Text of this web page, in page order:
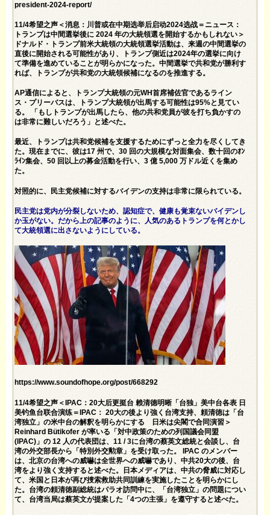
president-2024-report/
11/4希望之声＜消息：川普或在中期选举后启动2024选战＝ニュース：
トランプは中間選挙後に 2024 年の大統領選を開始するかもしれない＞
ドナルド・トランプ前米大統領の大統領選挙活動は、来週の中間選挙の
直後に開始される可能性があり、トランプ側近は2024年の選挙に向け
て準備を進めていることが明らかになった。中間選挙で共和党が勝利す
れば、トランプが共和党の大統領候補になるのを推進する。
AP通信によると、トランプ大統領の元WH首席補佐官であるライン
ス・プリーバスは、トランプ大統領が出馬する可能性は95%と見てい
る。 「もしトランプが出馬したら、他の共和党員が彼を打ち負かすの
は非常に難しいだろう」と述べた。
最近、トランプは共和党候補を支援するためにずっと全力を尽くしてき
た。現在までに、彼は17 州で、30 回の大規模な対面集会、数十回のｵﾝ
ﾗｲﾝ集会、50 回以上の募金活動を行い、3 億 5,000 万ドル近くを集め
た。
対照的に、民主党候補に対するバイデンの支持は非常に限られている。
民主党は党内が分裂しないため、認知症で、健康も覚束ないバイデンし
か玉がない。だから上の記事のように、人気のあるトランプを何とかし
て大統領選に出さないようにしている。
https://www.soundofhope.org/post/668292
11/4希望之声＜IPAC：20大后更挺台 赖清德明晰「台独」美中台各表 日
美钓鱼台联合演练＝IPAC： 20大の後より強く台湾支持、頼清徳は「台
湾独立」の米中台の解釈を明らかにする 日米は尖閣で合同演習＞
Reinhard Bütikofer が率いる「対中政策のための列国議会同盟
(IPAC)」の 12 人の代表団は、11 / 3に台湾の蔡英文総統と会談し、台
湾の外交部長から「特別外交勲章」を受け取った。 IPAC のメンバー
は、北京の台湾への威嚇は全世界への威嚇であり、中共20大の後、台
湾をより強く支持すると述べた。日本メディアは、中共の脅威に対応し
て、米国と日本が再び捜索救助共同訓練を実施したことを明らかにし
た。台湾の頼清徳副総統はパラオ訪問中に、「台湾独立」の問題につい
て、台湾当局は蔡英文が提案した「4つの主張」を遵守すると述べた。